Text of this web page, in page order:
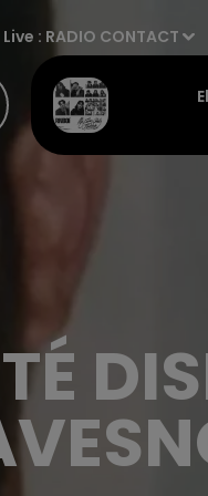
Live : RADIO CONTACT